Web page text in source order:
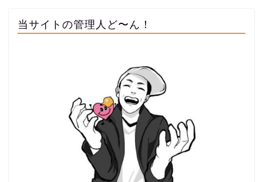
当サイトの管理人ど〜ん！